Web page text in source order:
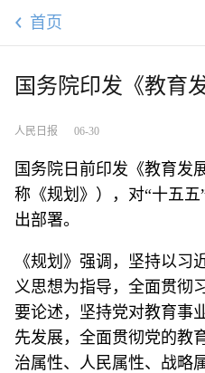
首页
国务院印发《教育
人民日报 06-30
国务院日前印发《教育发
称《规划》），对“十五
出部署。
《规划》强调，坚持以习
义思想为指导，全面贯彻
要论述，坚持党对教育事
先发展，全面贯彻党的教
治属性、人民属性、战略